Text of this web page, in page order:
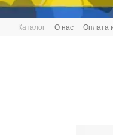
Перейти к основному
Каталог О нас Оплата